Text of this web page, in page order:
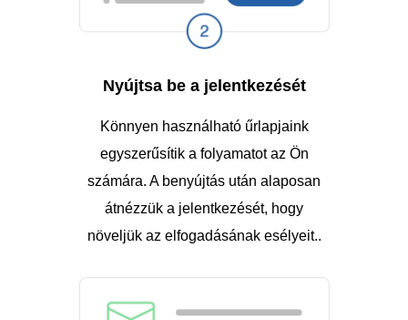
Nyújtsa be a jelentkezését
Könnyen használható űrlapjaink
egyszerűsítik a folyamatot az Ön
számára. A benyújtás után alaposan
átnézzük a jelentkezését, hogy
növeljük az elfogadásának esélyeit..